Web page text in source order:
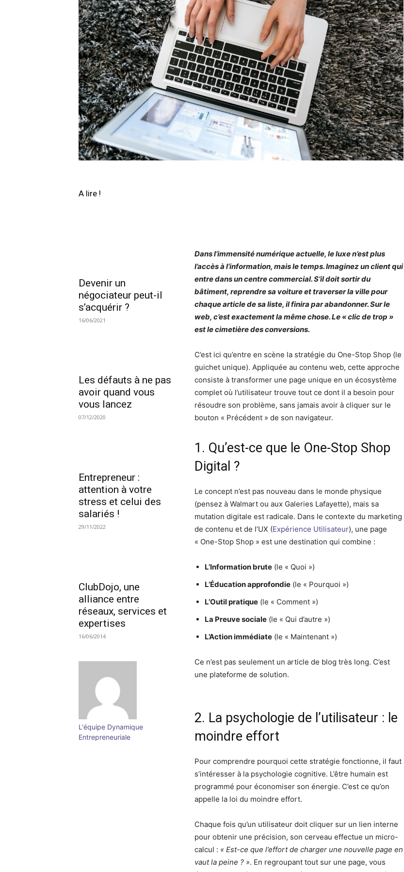
A lire !
Devenir un
négociateur peut-il
s’acquérir ?
16/06/2021
Les défauts à ne pas
avoir quand vous
vous lancez
07/12/2020
Entrepreneur :
attention à votre
stress et celui des
salariés !
29/11/2022
ClubDojo, une
alliance entre
réseaux, services et
expertises
16/06/2014
L'équipe Dynamique
Entrepreneuriale
Dans l’immensité numérique actuelle, le luxe n’est plus
l’accès à l’information, mais le temps. Imaginez un client qui
entre dans un centre commercial. S’il doit sortir du
bâtiment, reprendre sa voiture et traverser la ville pour
chaque article de sa liste, il finira par abandonner. Sur le
web, c’est exactement la même chose. Le « clic de trop »
est le cimetière des conversions.
C’est ici qu’entre en scène la stratégie du One-Stop Shop (le
guichet unique). Appliquée au contenu web, cette approche
consiste à transformer une page unique en un écosystème
complet où l’utilisateur trouve tout ce dont il a besoin pour
résoudre son problème, sans jamais avoir à cliquer sur le
bouton « Précédent » de son navigateur.
1. Qu’est-ce que le One-Stop Shop
Digital ?
Le concept n’est pas nouveau dans le monde physique
(pensez à Walmart ou aux Galeries Lafayette), mais sa
mutation digitale est radicale. Dans le contexte du marketing
de contenu et de l’UX (Expérience Utilisateur), une page
« One-Stop Shop » est une destination qui combine :
L’Information brute (le « Quoi »)
L’Éducation approfondie (le « Pourquoi »)
L’Outil pratique (le « Comment »)
La Preuve sociale (le « Qui d’autre »)
L’Action immédiate (le « Maintenant »)
Ce n’est pas seulement un article de blog très long. C’est
une plateforme de solution.
2. La psychologie de l’utilisateur : le
moindre effort
Pour comprendre pourquoi cette stratégie fonctionne, il faut
s’intéresser à la psychologie cognitive. L’être humain est
programmé pour économiser son énergie. C’est ce qu’on
appelle la loi du moindre effort.
Chaque fois qu’un utilisateur doit cliquer sur un lien interne
pour obtenir une précision, son cerveau effectue un micro-
calcul : « Est-ce que l’effort de charger une nouvelle page en
vaut la peine ? ». En regroupant tout sur une page, vous